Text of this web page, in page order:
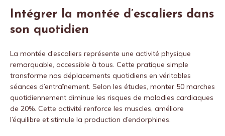
Intégrer la montée d’escaliers dans
son quotidien
La montée d’escaliers représente une activité physique
remarquable, accessible à tous. Cette pratique simple
transforme nos déplacements quotidiens en véritables
séances d’entraînement. Selon les études, monter 50 marches
quotidiennement diminue les risques de maladies cardiaques
de 20%. Cette activité renforce les muscles, améliore
l’équilibre et stimule la production d’endorphines.